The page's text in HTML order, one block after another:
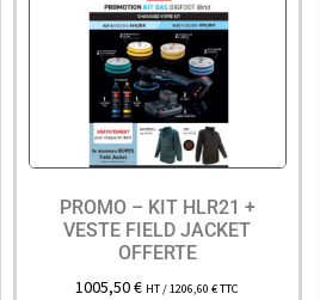
PROMO – KIT HLR21 +
VESTE FIELD JACKET
OFFERTE
1005,50€ HT /1206,60€TTC